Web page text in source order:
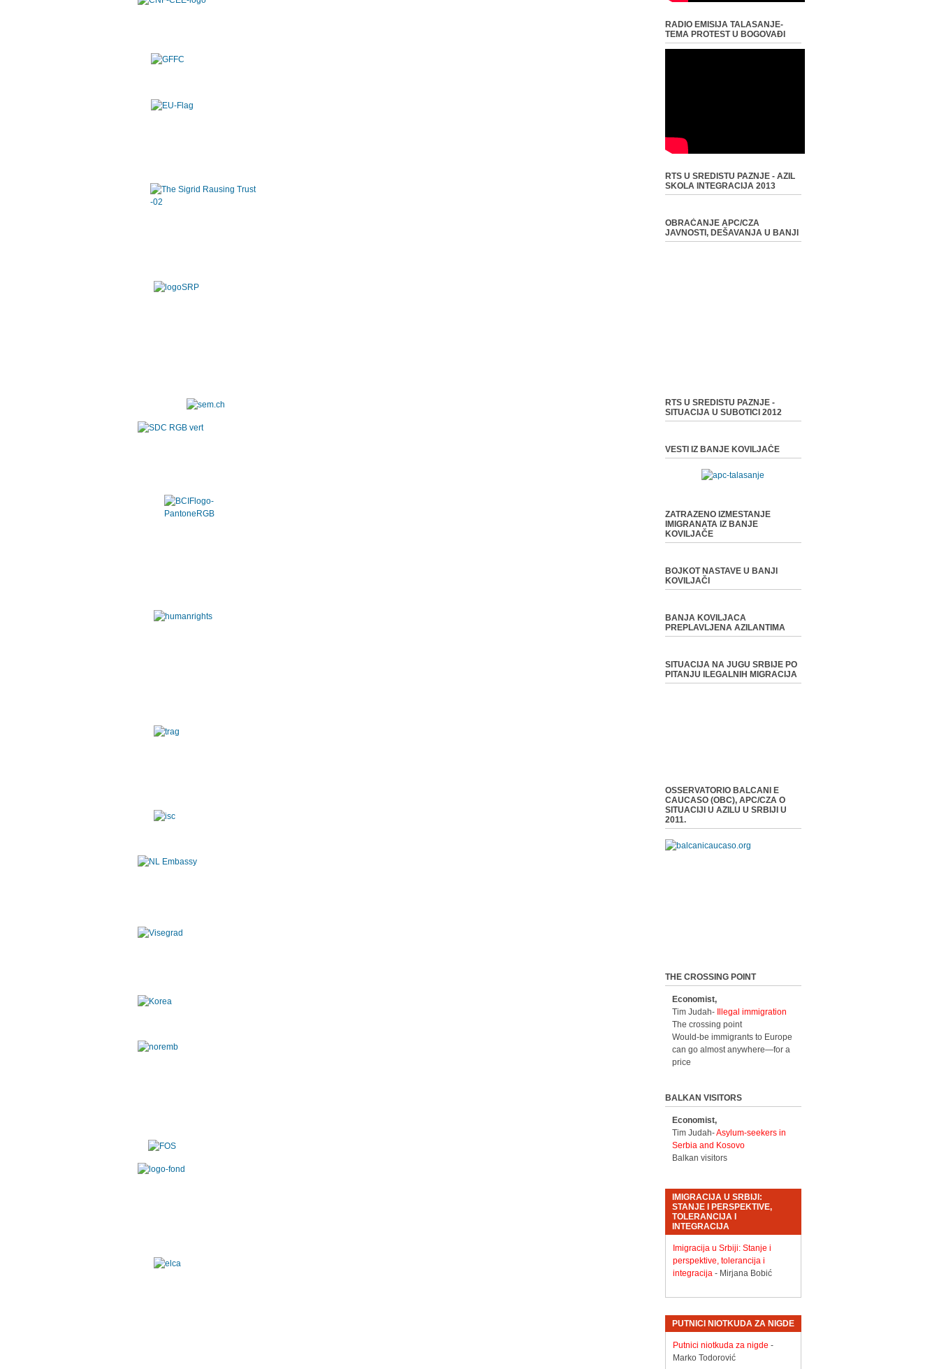
RADIO EMISIJA TALASANJE-
TEMA PROTEST U BOGOVAĐI
RTS U SREDISTU PAZNJE - AZIL
SKOLA INTEGRACIJA 2013
OBRAĆANJE APC/CZA
JAVNOSTI, DEŠAVANJA U BANJI
RTS U SREDISTU PAZNJE -
SITUACIJA U SUBOTICI 2012
VESTI IZ BANJE KOVILJAČE
ZATRAZENO IZMESTANJE
IMIGRANATA IZ BANJE
KOVILJAČE
BOJKOT NASTAVE U BANJI
KOVILJAČI
BANJA KOVILJACA
PREPLAVLJENA AZILANTIMA
SITUACIJA NA JUGU SRBIJE PO
PITANJU ILEGALNIH MIGRACIJA
OSSERVATORIO BALCANI E
CAUCASO (OBC), APC/CZA O
SITUACIJI U AZILU U SRBIJI U
2011.
THE CROSSING POINT
Economist,
Tim Judah-
Illegal immigration
The crossing point
Would-be immigrants to Europe
can go almost anywhere—for a
price
BALKAN VISITORS
Economist,
Tim Judah-Asylum-seekers in
Serbia and Kosovo
Balkan visitors
IMIGRACIJA U SRBIJI:
STANJE I PERSPEKTIVE,
TOLERANCIJA I
INTEGRACIJA
Imigracija u Srbiji: Stanje i
perspektive, tolerancija i
integracija- Mirjana Bobić
PUTNICI NIOTKUDA ZA NIGDE
Putnici niotkuda za nigde -
Marko Todorović